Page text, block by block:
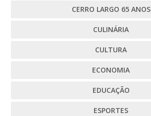
CERRO LARGO 65 ANOS
CULINÁRIA
CULTURA
ECONOMIA
EDUCAÇÃO
ESPORTES